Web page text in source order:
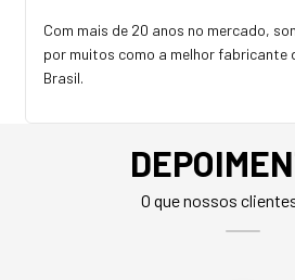
Com mais de 20 anos no mercado,
por muitos como a melhor fabricante
Brasil.
O que nossos